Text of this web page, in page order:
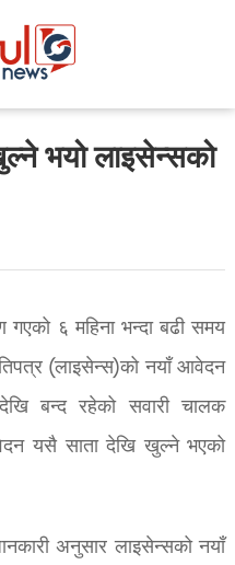
भयो लाइसेन्सको
गएको ६ महिना भन्दा बढी समय
(लाइसेन्स)को नयाँ आवेदन
बन्द रहेको सवारी चालक
यसै साता देखि खुल्ने भएको
अनुसार लाइसेन्सको नयाँ